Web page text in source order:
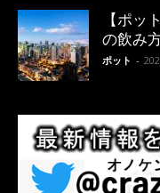
【ポッ
の飲み
ポット -